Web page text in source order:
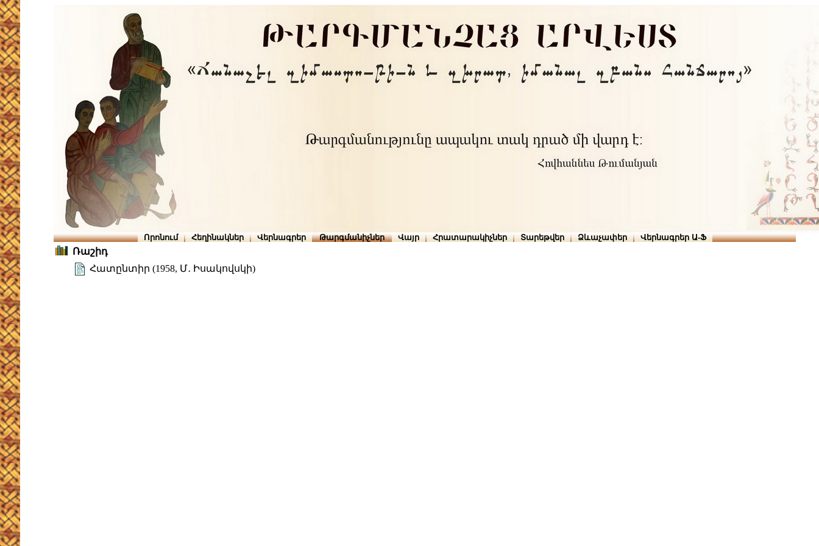
Որոնում Հեղինակներ Վերնագրեր Թարգմանիչներ Վայր Հրատարակիչներ Տարեթվեր Ձևաչափեր Վերնագրեր Ա-Ֆ
Ռաշիդ
Հատընտիր (1958, Մ․ Իսակովսկի)